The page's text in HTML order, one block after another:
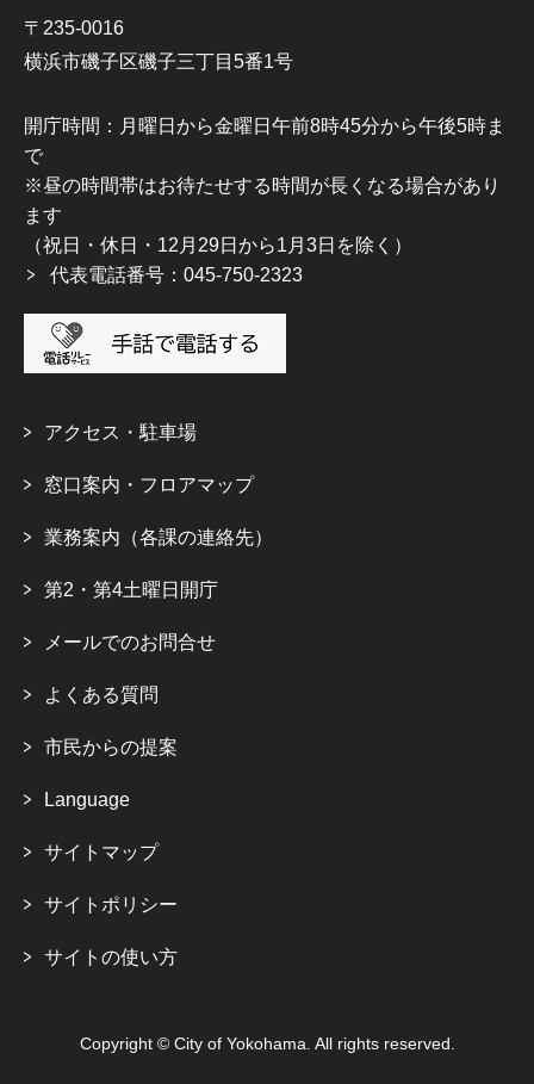
〒235-0016
横浜市磯子区磯子三丁目5番1号
開庁時間：月曜日から金曜日午前8時45分から午後5時ま
で
※昼の時間帯はお待たせする時間が長くなる場合があり
ます
（祝日・休日・12月29日から1月3日を除く）
代表電話番号：045-750-2323
アクセス・駐車場
窓口案内・フロアマップ
業務案内（各課の連絡先）
第2・第4土曜日開庁
メールでのお問合せ
よくある質問
市民からの提案
Language
サイトマップ
サイトポリシー
サイトの使い方
Copyright © City of Yokohama. All rights reserved.